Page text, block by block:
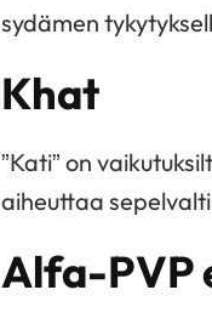
sydämen
Khat
”Kati” on
aiheuttaa
Alfa-PVP